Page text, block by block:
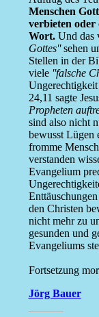
Menschen
verbieten
Wort.Und das
Gottes''sehen
Stellen in der
viele ''falsche
24,11 sagte
Propheten
sind also nicht
bewusst Lügen
fromme
verstanden
Evangelium
den Christen
nicht mehr zu
gesunden und
Evangeliums
Fortsetzung
Jörg Bauer